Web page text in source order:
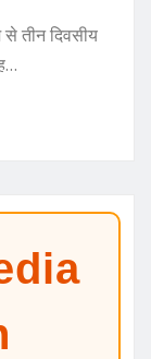
तीन दिवसीय